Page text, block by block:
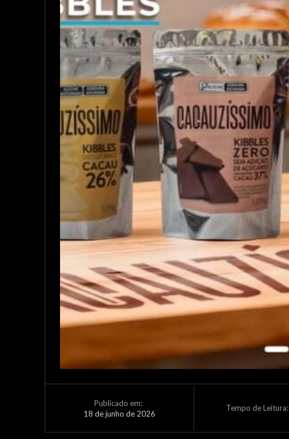
Publicado em:
18 de junho de 2026
Tempo de Leitura: